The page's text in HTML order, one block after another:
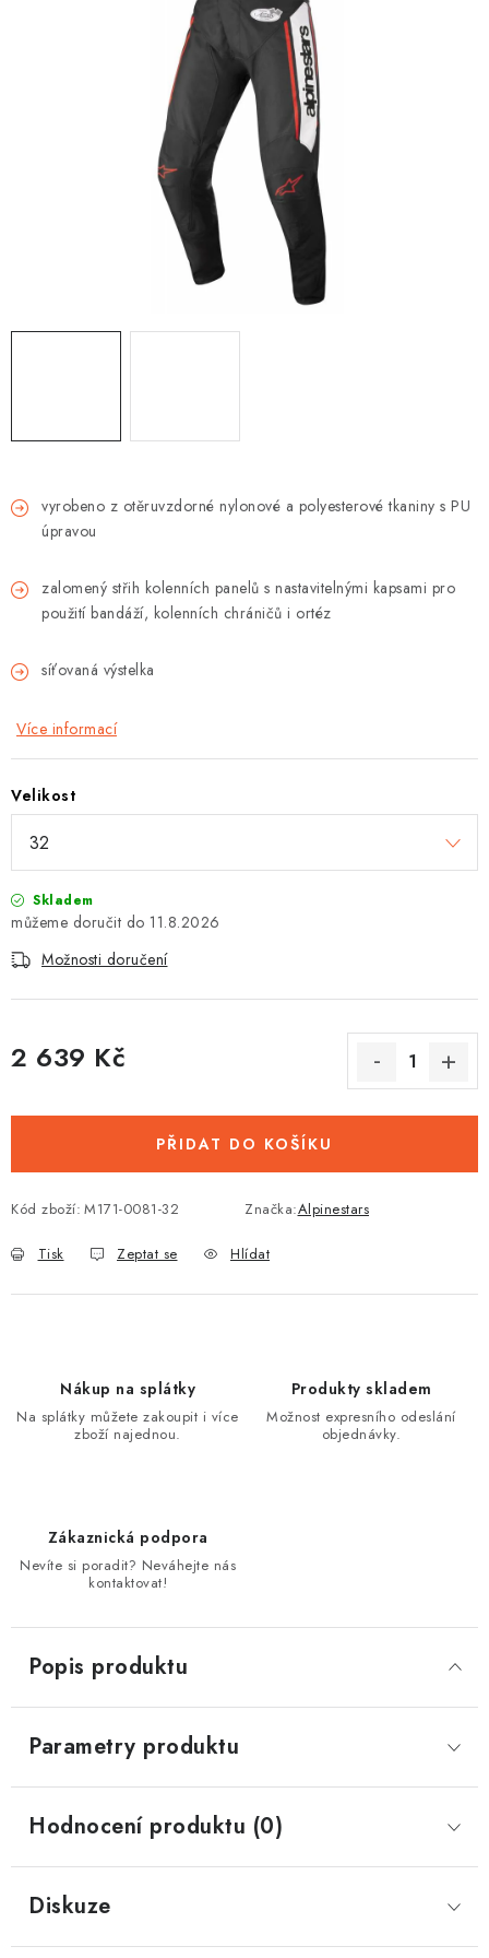
NÁPLNĚ A KAPALINY
Kontakt
Reklamace a vrácení zboží
vyrobeno z otěruvzdorné nylonové a polyesterové tkaniny s PU
úpravou
zalomený střih kolenních panelů s nastavitelnými kapsami pro
použití bandáží, kolenních chráničů i ortéz
síťovaná výstelka
Více informací
Velikost
Skladem
11.8.2026
Možnosti doručení
2 639 Kč
PŘIDAT DO KOŠÍKU
Kód zboží: M171-0081-32 Značka:Alpinestars
Tisk Zeptat se Hlídat
Nákup na splátky
Na splátky můžete zakoupit i více
zboží najednou.
Produkty skladem
Možnost expresního odeslání
objednávky.
Zákaznická podpora
Nevíte si poradit? Neváhejte nás
kontaktovat!
Popis produktu
Parametry produktu
Hodnocení produktu (0)
Diskuze